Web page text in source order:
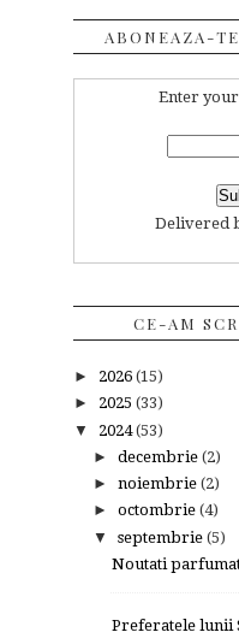
ABONEAZA-
Enter
Delivered
CE-AM
► 2026 (15)
► 2025 (33)
▼ 2024(53)
► decembrie (2)
► noiembrie (2)
► octombrie (4)
▼ septembrie (5)
Noutati
Preferatele lunii